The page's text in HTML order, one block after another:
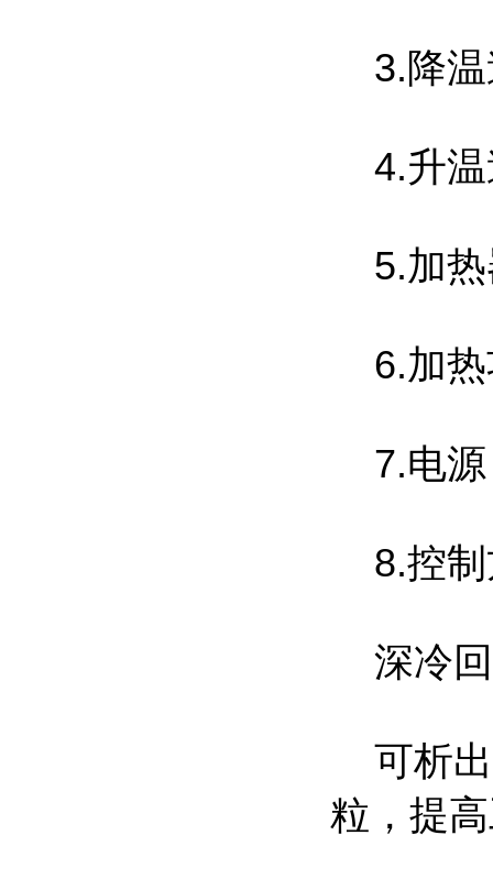
3.降温
4.升温
5.加热
6.加热
7.电源
8.控制
深冷回
可析出
粒，提